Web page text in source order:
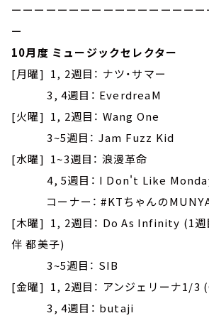
ーーーーーーーーーーーーーーーー
ー
10月度 ミュージックセレクター
[月曜] 1, 2週目： ナツ・サマー
3, 4週目： EverdreaM
[火曜] 1, 2週目： Wang One
3~5週目： Jam Fuzz Kid
[水曜] 1~3週目： 浪漫革命
4, 5週目： I Don't Like
コーナー： #KTちゃんの
[木曜] 1, 2週目： Do As Infinity (1週
伴 都美子)
3~5週目： SIB
[金曜] 1, 2週目： アンジェリーナ1/
3, 4週目： butaji